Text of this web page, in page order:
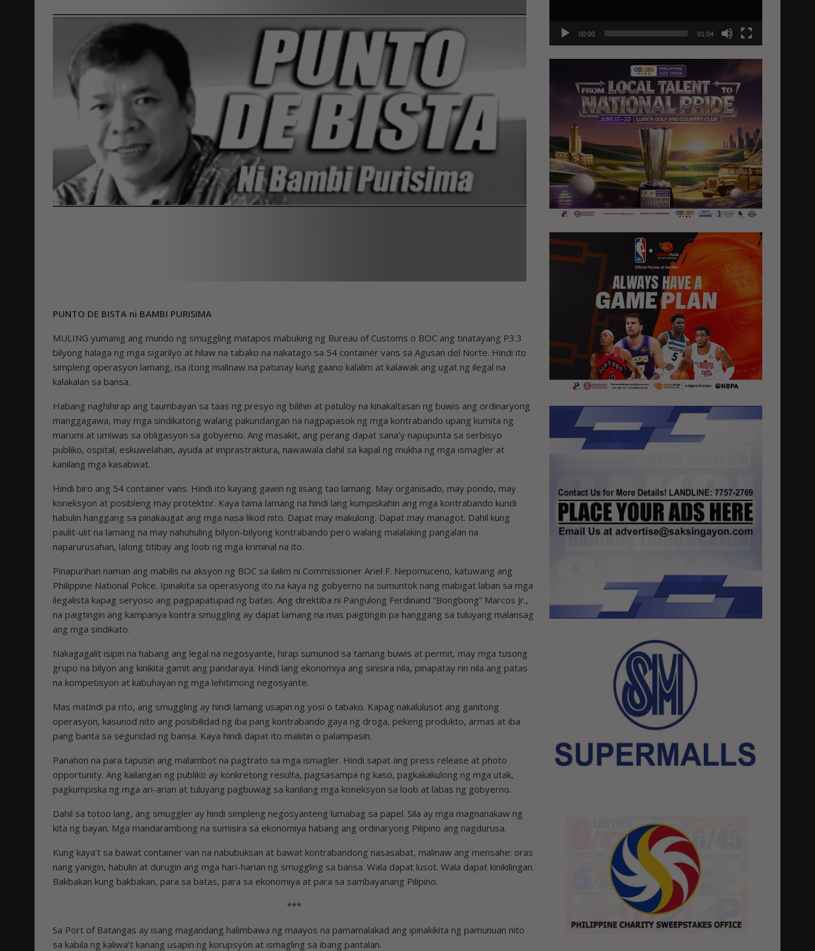
PUNTO DE BISTA ni BAMBI PURISIMA
MULING yumanig ang mundo ng smuggling matapos mabuking ng Bureau of Customs o BOC ang tinatayang P3.3
bilyong halaga ng mga sigarilyo at hilaw na tabako na nakatago sa 54 container vans sa Agusan del Norte. Hindi ito
simpleng operasyon lamang, isa itong malinaw na patunay kung gaano kalalim at kalawak ang ugat ng ilegal na
kalakalan sa bansa.
Habang naghihirap ang taumbayan sa taas ng presyo ng bilihin at patuloy na kinakaltasan ng buwis ang ordinaryong
manggagawa, may mga sindikatong walang pakundangan na nagpapasok ng mga kontrabando upang kumita ng
marumi at umiwas sa obligasyon sa gobyerno. Ang masakit, ang perang dapat sana’y napupunta sa serbisyo
publiko, ospital, eskuwelahan, ayuda at imprastraktura, nawawala dahil sa kapal ng mukha ng mga ismagler at
kanilang mga kasabwat.
Hindi biro ang 54 container vans. Hindi ito kayang gawin ng iisang tao lamang. May organisado, may pondo, may
koneksyon at posibleng may protektor. Kaya tama lamang na hindi lang kumpiskahin ang mga kontrabando kundi
habulin hanggang sa pinakaugat ang mga nasa likod nito. Dapat may makulong. Dapat may managot. Dahil kung
paulit-ulit na lamang na may nahuhuling bilyon-bilyong kontrabando pero walang malalaking pangalan na
naparurusahan, lalong titibay ang loob ng mga kriminal na ito.
Pinapurihan naman ang mabilis na aksyon ng BOC sa ilalim ni Commissioner Ariel F. Nepomuceno, katuwang ang
Philippine National Police. Ipinakita sa operasyong ito na kaya ng gobyerno na sumuntok nang mabigat laban sa mga
ilegalista kapag seryoso ang pagpapatupad ng batas. Ang direktiba ni Pangulong Ferdinand “Bongbong” Marcos Jr.,
na paigtingin ang kampanya kontra smuggling ay dapat lamang na mas paigtingin pa hanggang sa tuluyang malansag
ang mga sindikato.
Nakagagalit isipin na habang ang legal na negosyante, hirap sumunod sa tamang buwis at permit, may mga tusong
grupo na bilyon ang kinikita gamit ang pandaraya. Hindi lang ekonomiya ang sinisira nila, pinapatay rin nila ang patas
na kompetisyon at kabuhayan ng mga lehitimong negosyante.
Mas matindi pa rito, ang smuggling ay hindi lamang usapin ng yosi o tabako. Kapag nakalulusot ang ganitong
operasyon, kasunod nito ang posibilidad ng iba pang kontrabando gaya ng droga, pekeng produkto, armas at iba
pang banta sa seguridad ng bansa. Kaya hindi dapat ito maliitin o palampasin.
Panahon na para tapusin ang malambot na pagtrato sa mga ismagler. Hindi sapat ang press release at photo
opportunity. Ang kailangan ng publiko ay konkretong resulta, pagsasampa ng kaso, pagkakakulong ng mga utak,
pagkumpiska ng mga ari-arian at tuluyang pagbuwag sa kanilang mga koneksyon sa loob at labas ng gobyerno.
Dahil sa totoo lang, ang smuggler ay hindi simpleng negosyanteng lumabag sa papel. Sila ay mga magnanakaw ng
kita ng bayan. Mga mandarambong na sumisira sa ekonomiya habang ang ordinaryong Pilipino ang nagdurusa.
Kung kaya’t sa bawat container van na nabubuksan at bawat kontrabandong nasasabat, malinaw ang mensahe: oras
nang yanigin, habulin at durugin ang mga hari-harian ng smuggling sa bansa. Wala dapat lusot. Wala dapat kinikilingan.
Bakbakan kung bakbakan, para sa batas, para sa ekonomiya at para sa sambayanang Pilipino.
***
Sa Port of Batangas ay isang magandang halimbawa ng maayos na pamamalakad ang ipinakikita ng pamunuan nito
sa kabila ng kaliwa’t kanang usapin ng korupsyon at ismagling sa ibang pantalan.
00:00 01:04